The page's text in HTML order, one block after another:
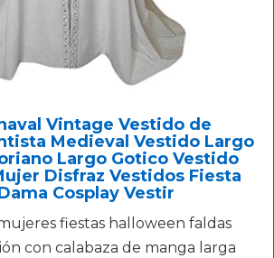
Vintage Vestido de
Medieval Vestido Largo
Largo Gotico Vestido
Disfraz Vestidos Fiesta
Cosplay Vestir
fiestas halloween faldas
con calabaza de manga larga